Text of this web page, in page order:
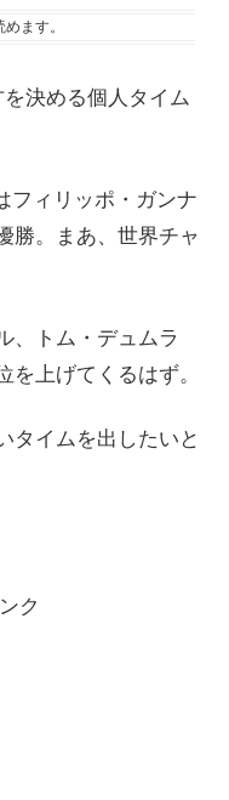
めます。
決める個人タイム
フィリッポ・ガンナ
勝。まあ、世界チャ
、トム・デュムラ
を上げてくるはず。
タイムを出したいと
ク